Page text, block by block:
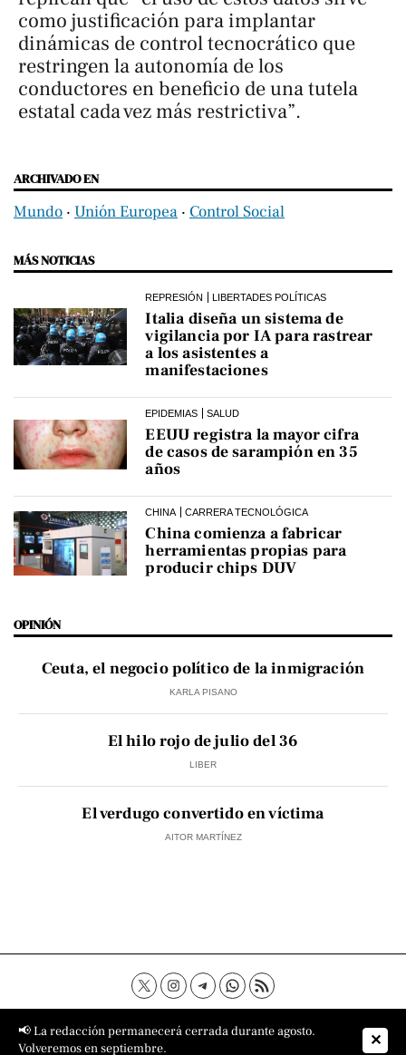
como justificación para implantar
dinámicas de control tecnocrático que
restringen la autonomía de los
conductores en beneficio de una tutela
estatal cada vez más restrictiva”.
ARCHIVADO EN
Mundo ‧ Unión Europea ‧ Control Social
MÁS NOTICIAS
REPRESIÓN LIBERTADES POLÍTICAS
Italia diseña un sistema de
vigilancia por IA para rastrear
a los asistentes a
manifestaciones
EPIDEMIAS SALUD
EEUU registra la mayor cifra
de casos de sarampión en 35
años
CHINA CARRERA TECNOLÓGICA
China comienza a fabricar
herramientas propias para
producir chips DUV
OPINIÓN
Ceuta, el negocio político de la inmigración
KARLA PISANO
El hilo rojo de julio del 36
LIBER
El verdugo convertido en víctima
AITOR MARTÍNEZ
Contacto Aviso Legal
Política de privacidad
Política de cookies
Sobre nosotros
📢 La redacción permanecerá cerrada durante agosto.
Volveremos en septiembre.
✕